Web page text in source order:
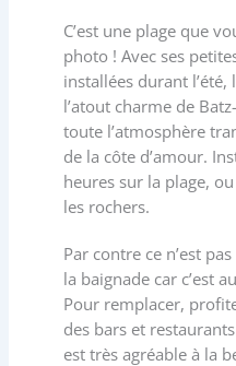
C’est une plage que
photo ! Avec ses
installées durant l’été,
l’atout charme de
toute l’atmosphère
de la côte d’amour.
heures sur la plage,
les rochers.
Par contre ce n’est
la baignade car c’est
Pour remplacer,
des bars et
est très agréable à la